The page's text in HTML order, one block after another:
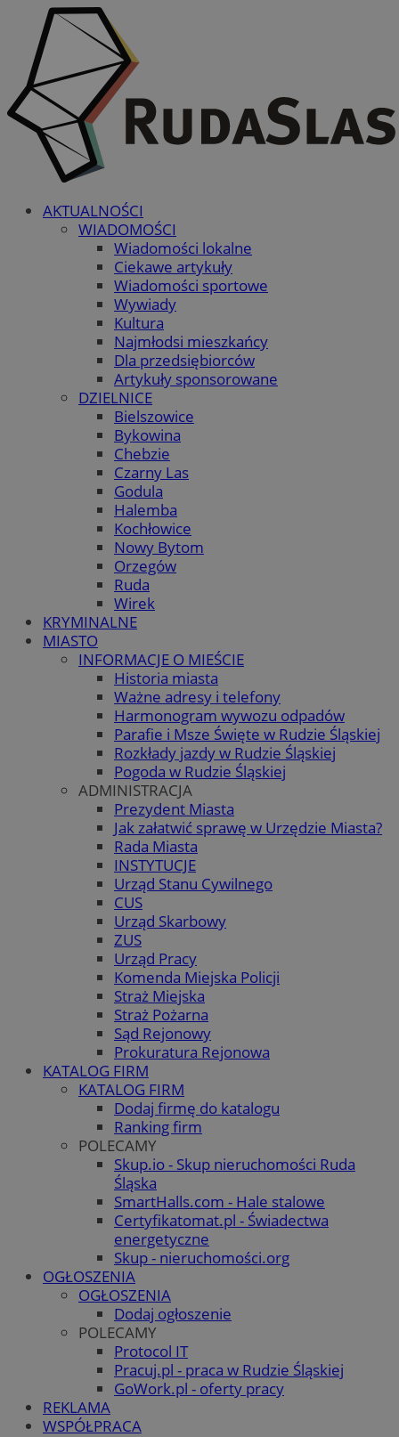
AKTUALNOŚCI
WIADOMOŚCI
Wiadomości lokalne
Ciekawe artykuły
Wiadomości sportowe
Wywiady
Kultura
Najmłodsi mieszkańcy
Dla przedsiębiorców
Artykuły sponsorowane
DZIELNICE
Bielszowice
Bykowina
Chebzie
Czarny Las
Godula
Halemba
Kochłowice
Nowy Bytom
Orzegów
Ruda
Wirek
KRYMINALNE
MIASTO
INFORMACJE O MIEŚCIE
Historia miasta
Ważne adresy i telefony
Harmonogram wywozu odpadów
Parafie i Msze Święte w Rudzie Śląskiej
Rozkłady jazdy w Rudzie Śląskiej
Pogoda w Rudzie Śląskiej
ADMINISTRACJA
Prezydent Miasta
Jak załatwić sprawę w Urzędzie Miasta?
Rada Miasta
INSTYTUCJE
Urząd Stanu Cywilnego
CUS
Urząd Skarbowy
ZUS
Urząd Pracy
Komenda Miejska Policji
Straż Miejska
Straż Pożarna
Sąd Rejonowy
Prokuratura Rejonowa
KATALOG FIRM
KATALOG FIRM
Dodaj firmę do katalogu
Ranking firm
POLECAMY
Skup.io - Skup nieruchomości Ruda
Śląska
SmartHalls.com - Hale stalowe
Certyfikatomat.pl - Świadectwa
energetyczne
Skup - nieruchomości.org
OGŁOSZENIA
OGŁOSZENIA
Dodaj ogłoszenie
POLECAMY
Protocol IT
Pracuj.pl - praca w Rudzie Śląskiej
GoWork.pl - oferty pracy
REKLAMA
WSPÓŁPRACA